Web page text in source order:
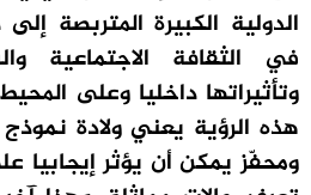
الدولية الكبيرة المتربصة إلى
في الثقافة الاجتماعية
وتأثيراتها داخليا وعلى
هذه الرؤية يعني ولادة
ومحفّز يمكن أن يؤثر إيجابيا